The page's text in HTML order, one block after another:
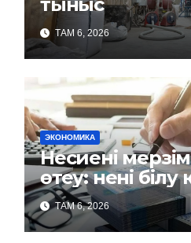
ТАМ 6, 2026
ЭКОНОМИКА
Несиені
өтеу: нені
ТАМ 6, 2026